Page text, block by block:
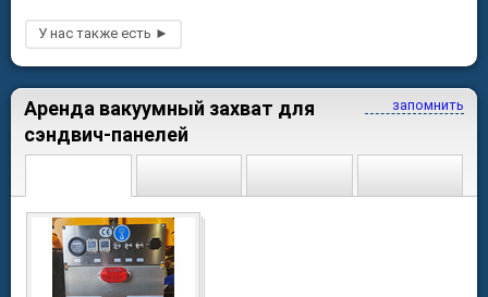
запомнить
Аренда вакуумный захват для
сэндвич-панелей